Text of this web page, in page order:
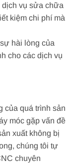
dịch vụ sửa chữa
kiệm chi phí mà
hài lòng của
cho các dịch vụ
của quá trình sản
móc gặp vấn đề
xuất không bị
chúng tôi tự
chuyên